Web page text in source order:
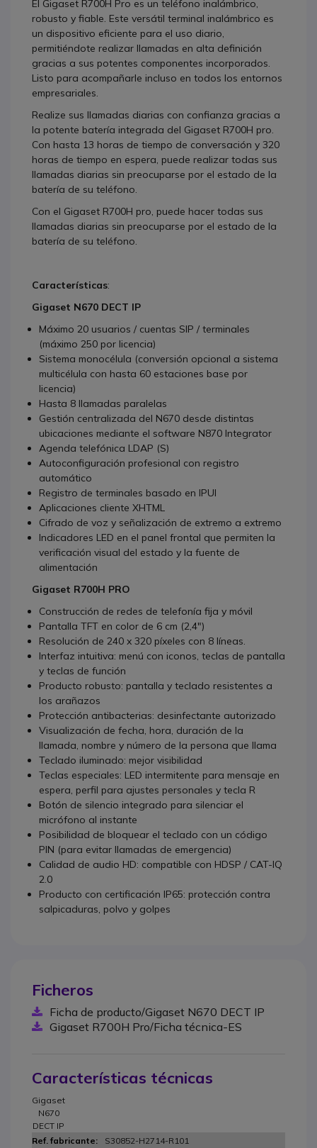
El Gigaset R700H Pro es un teléfono inalámbrico,
robusto y fiable. Este versátil terminal inalámbrico es
un dispositivo eficiente para el uso diario,
permitiéndote realizar llamadas en alta definición
gracias a sus potentes componentes incorporados.
Listo para acompañarle incluso en todos los entornos
empresariales.
Realize sus llamadas diarias con confianza gracias a
la potente batería integrada del Gigaset R700H pro.
Con hasta 13 horas de tiempo de conversación y 320
horas de tiempo en espera, puede realizar todas sus
llamadas diarias sin preocuparse por el estado de la
batería de su teléfono.
Con el Gigaset R700H pro, puede hacer todas sus
llamadas diarias sin preocuparse por el estado de la
batería de su teléfono.
Características:
Gigaset N670 DECT IP
Máximo 20 usuarios / cuentas SIP / terminales
(máximo 250 por licencia)
Sistema monocélula (conversión opcional a sistema
multicélula con hasta 60 estaciones base por
licencia)
Hasta 8 llamadas paralelas
Gestión centralizada del N670 desde distintas
ubicaciones mediante el software N870 Integrator
Agenda telefónica LDAP (S)
Autoconfiguración profesional con registro
automático
Registro de terminales basado en IPUI
Aplicaciones cliente XHTML
Cifrado de voz y señalización de extremo a extremo
Indicadores LED en el panel frontal que permiten la
verificación visual del estado y la fuente de
alimentación
Gigaset R700H PRO
Construcción de redes de telefonía fija y móvil
Pantalla TFT en color de 6 cm (2,4")
Resolución de 240 x 320 píxeles con 8 líneas.
Interfaz intuitiva: menú con iconos, teclas de pantalla
y teclas de función
Producto robusto: pantalla y teclado resistentes a
los arañazos
Protección antibacterias: desinfectante autorizado
Visualización de fecha, hora, duración de la
llamada, nombre y número de la persona que llama
Teclado iluminado: mejor visibilidad
Teclas especiales: LED intermitente para mensaje en
espera, perfil para ajustes personales y tecla R
Botón de silencio integrado para silenciar el
micrófono al instante
Posibilidad de bloquear el teclado con un código
PIN (para evitar llamadas de emergencia)
Calidad de audio HD: compatible con HDSP / CAT-IQ
2.0
Producto con certificación IP65: protección contra
salpicaduras, polvo y golpes
Ficheros
Ficha de producto/Gigaset N670 DECT IP
Gigaset R700H Pro/Ficha técnica-ES
Características técnicas
Gigaset
N670
DECT IP
S30852-H2714-R101